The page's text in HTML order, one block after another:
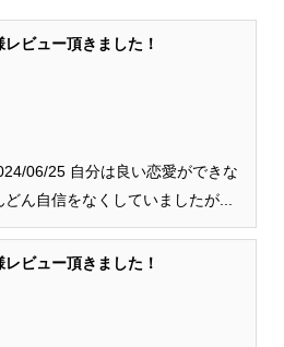
レビュー頂きました！
06/25 自分は良い恋愛ができな
ん自信をなくしていましたが...
レビュー頂きました！